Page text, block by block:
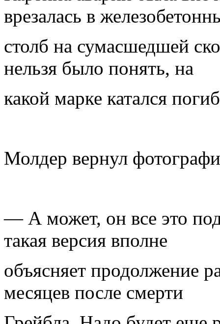
врезалась в
столб на сумасшедшей
нельзя было понять, на
какой марке катался
Молдер вернул
— А может, он все это
такая версия вполне
объясняет продолжение
месяцев после смерти